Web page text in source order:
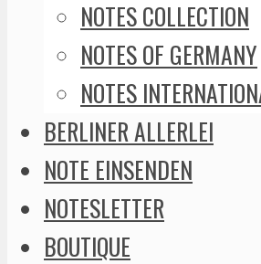
NOTES COLLECTION
NOTES OF GERMANY
NOTES
BERLINER ALLERLEI
NOTE EINSENDEN
NOTESLETTER
BOUTIQUE